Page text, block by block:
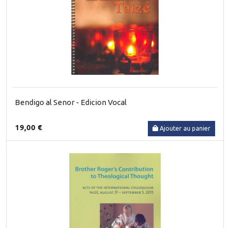
Bendigo al Senor - Edicion Vocal
19,00 € Ajouter au panier